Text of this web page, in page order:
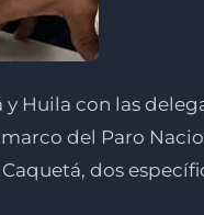
Huila con las
del Paro
dos